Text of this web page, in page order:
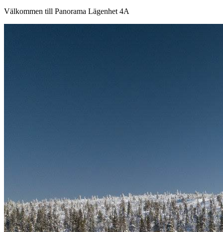
Välkommen till Panorama Lägenhet 4A